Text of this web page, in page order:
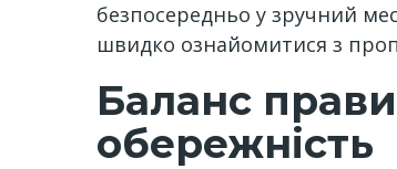
безпосередньо у зручний
швидко ознайомитися з
Баланс
обережність